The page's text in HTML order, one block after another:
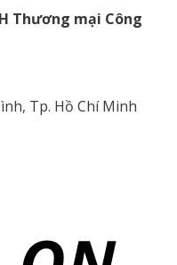
Thương mại Công
Tp. Hồ Chí Minh